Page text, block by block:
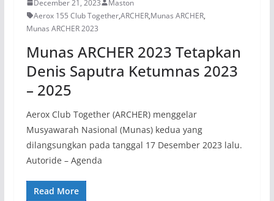
December 21, 2023
Maston
Aerox 155 Club Together,ARCHER,Munas ARCHER,
Munas ARCHER 2023
Munas ARCHER 2023 Tetapkan
Denis Saputra Ketumnas 2023
– 2025
Aerox Club Together (ARCHER) menggelar
Musyawarah Nasional (Munas) kedua yang
dilangsungkan pada tanggal 17 Desember 2023 lalu.
Autoride – Agenda
Read More